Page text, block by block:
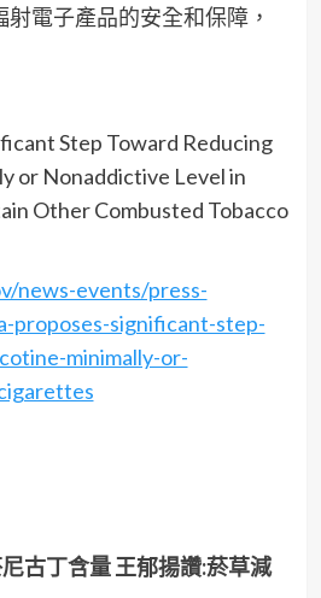
電子產品的安全和保障，
Step Toward Reducing
or Nonaddictive Level in
Other Combusted Tobacco
news-events/press-
proposes-significant-step-
minimally-or-
古丁含量 王郁揚讚:菸草減